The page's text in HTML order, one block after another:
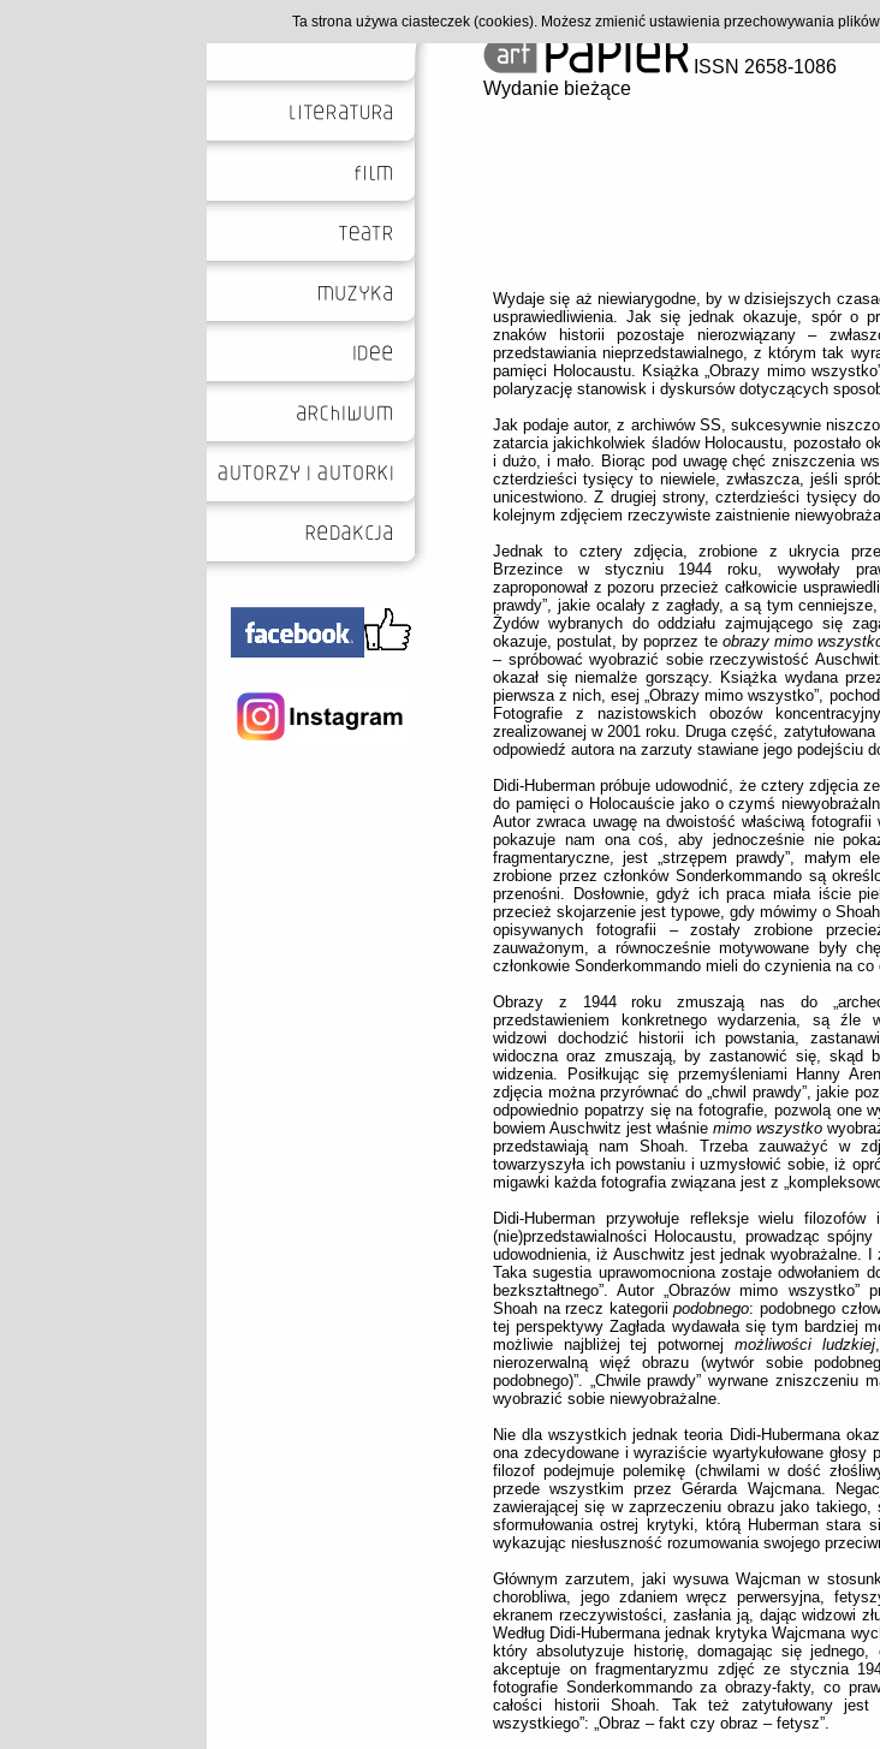
ISSN 2658-1086
Wydanie bieżące
Wydaje się aż niewiarygodne, by w dzisiejszych
usprawiedliwienia. Jak się jednak okazuje, spór o
znaków historii pozostaje nierozwiązany –
przedstawiania nieprzedstawialnego, z którym tak
pamięci Holocaustu. Książka „Obrazy mimo
polaryzację stanowisk i dyskursów dotyczących
Jak podaje autor, z archiwów SS, sukcesywnie
zatarcia jakichkolwiek śladów Holocaustu, pozostało
i dużo, i mało. Biorąc pod uwagę chęć zniszczenia
czterdzieści tysięcy to niewiele, zwłaszcza, jeśli
unicestwiono. Z drugiej strony, czterdzieści tysięcy
kolejnym zdjęciem rzeczywiste zaistnienie
Jednak to cztery zdjęcia, zrobione z ukrycia
Brzezince w styczniu 1944 roku, wywołały
zaproponował z pozoru przecież całkowicie
prawdy”, jakie ocalały z zagłady, a są tym
Żydów wybranych do oddziału zajmującego się
okazuje, postulat, by poprzez te obrazy mimo
– spróbować wyobrazić sobie rzeczywistość
okazał się niemalże gorszący. Książka wydana
pierwsza z nich, esej „Obrazy mimo wszystko”,
Fotografie z nazistowskich obozów
zrealizowanej w 2001 roku. Druga część,
odpowiedź autora na zarzuty stawiane jego podejściu
Didi-Huberman próbuje udowodnić, że cztery zdjęcia
do pamięci o Holocauście jako o czymś
Autor zwraca uwagę na dwoistość właściwą
pokazuje nam ona coś, aby jednocześnie nie
fragmentaryczne, jest „strzępem prawdy”, małym
zrobione przez członków Sonderkommando są
przenośni. Dosłownie, gdyż ich praca miała iście
przecież skojarzenie jest typowe, gdy mówimy o
opisywanych fotografii – zostały zrobione
zauważonym, a równocześnie motywowane były
członkowie Sonderkommando mieli do czynienia na co
Obrazy z 1944 roku zmuszają nas do
przedstawieniem konkretnego wydarzenia, są źle
widzowi dochodzić historii ich powstania,
widoczna oraz zmuszają, by zastanowić się, skąd
widzenia. Posiłkując się przemyśleniami Hanny
zdjęcia można przyrównać do „chwil prawdy”, jakie
odpowiednio popatrzy się na fotografie, pozwolą one
bowiem Auschwitz jest właśnie mimo wszystko
przedstawiają nam Shoah. Trzeba zauważyć w
towarzyszyła ich powstaniu i uzmysłowić sobie, iż
migawki każda fotografia związana jest z
Didi-Huberman przywołuje refleksje wielu
(nie)przedstawialności Holocaustu, prowadząc
udowodnienia, iż Auschwitz jest jednak wyobrażalne. I
Taka sugestia uprawomocniona zostaje odwołaniem
bezkształtnego”. Autor „Obrazów mimo wszystko”
Shoah na rzecz kategoriipodobnego: podobnego
tej perspektywy Zagłada wydawała się tym bardziej
możliwie najbliżej tej potwornej możliwości ludzkiej
nierozerwalną więź obrazu (wytwór sobie
podobnego)”. „Chwile prawdy” wyrwane
wyobrazić sobie niewyobrażalne.
Nie dla wszystkich jednak teoria Didi-Hubermana
ona zdecydowane i wyraziście wyartykułowane
filozof podejmuje polemikę (chwilami w dość
przede wszystkim przez Gérarda Wajcmana.
zawierającej się w zaprzeczeniu obrazu jako
sformułowania ostrej krytyki, którą Huberman stara
wykazując niesłuszność rozumowania swojego
Głównym zarzutem, jaki wysuwa Wajcman w
chorobliwa, jego zdaniem wręcz perwersyjna,
ekranem rzeczywistości, zasłania ją, dając widzowi
Według Didi-Hubermana jednak krytyka Wajcmana
który absolutyzuje historię, domagając się
akceptuje on fragmentaryzmu zdjęć ze stycznia
fotografie Sonderkommando za obrazy-fakty, co
całości historii Shoah. Tak też zatytułowany jest
wszystkiego”: „Obraz – fakt czy obraz – fetysz”.
Ta strona używa ciasteczek (cookies). Możesz zmienić ustawienia przechowywania